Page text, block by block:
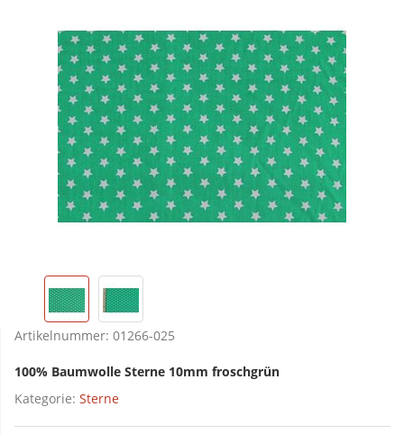
Artikelnummer: 01266-025
100% Baumwolle Sterne 10mm froschgrün
Kategorie: Sterne